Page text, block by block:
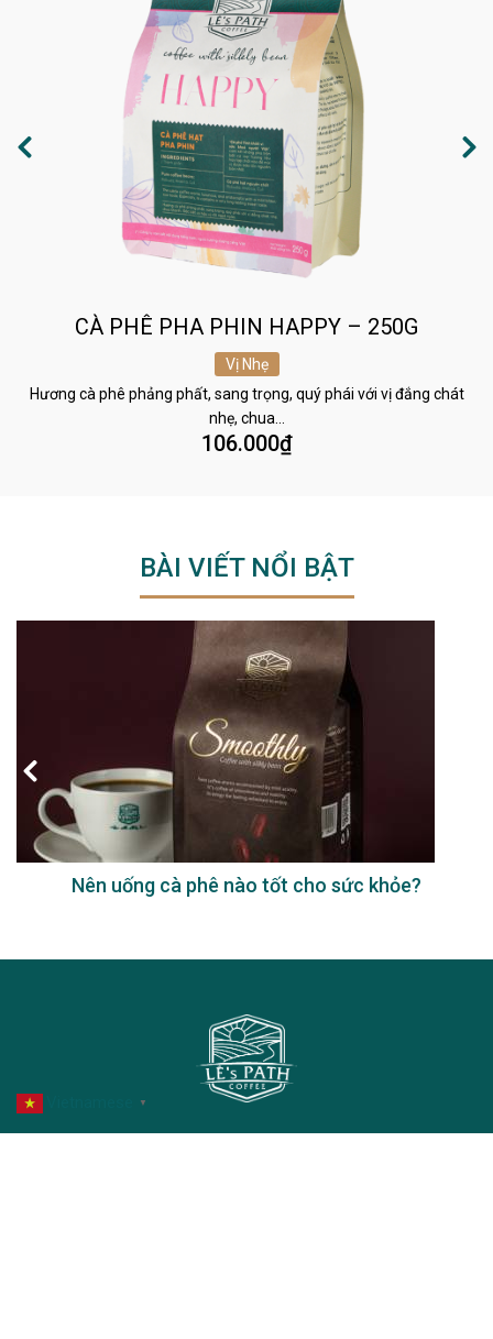
CÀ PHÊ PHA PHIN HAPPY – 250G
Vị Nhẹ
Hương cà phê phảng phất, sang trọng, quý phái với vị đắng chát
nhẹ, chua…
106.000₫
BÀI VIẾT NỔI BẬT
Nên uống cà phê nào tốt cho sức khỏe?
▼